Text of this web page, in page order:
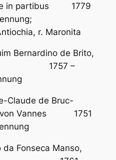
in partibus 1779
r. Maronita
Bernardino de Brito,
1757 –
Claude de Bruc-
von Vannes 1751
Fonseca Manso,